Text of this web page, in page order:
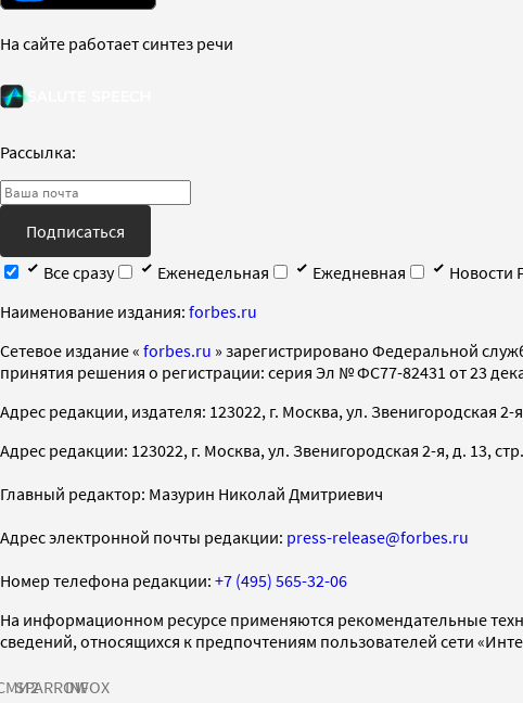
На сайте работает синтез речи
Рассылка:
Подписаться
Все сразу
Еженедельная Ежедневная
Новости
Наименование издания: forbes.ru
Cетевое издание « forbes.ru » зарегистрировано Федеральной
принятия решения о регистрации: серия Эл № ФС77-82431 от 23
Адрес редакции, издателя: 123022, г. Москва, ул. Звенигородская 2-
Адрес редакции: 123022, г. Москва, ул. Звенигородская 2-я, д. 13,
Главный редактор: Мазурин Николай Дмитриевич
Адрес электронной почты редакции: press-release@forbes.ru
Номер телефона редакции: +7 (495) 565-32-06
На информационном ресурсе применяются рекомендательные
сведений, относящихся к предпочтениям пользователей сети
SPARROWINFOX